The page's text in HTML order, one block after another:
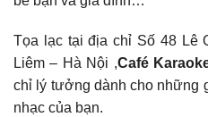
Tọa lạc tại địa chỉ Số 48 Lê
Liêm – Hà Nội ,Café
chỉ lý tưởng dành cho những
nhạc của bạn.